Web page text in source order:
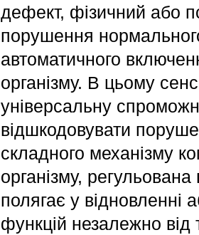
дефект, фізичний або
порушення
автоматичного
організму. В цьому
універсальну
відшкодовувати
складного механізму
організму,
полягає у відновленні
функцій незалежно